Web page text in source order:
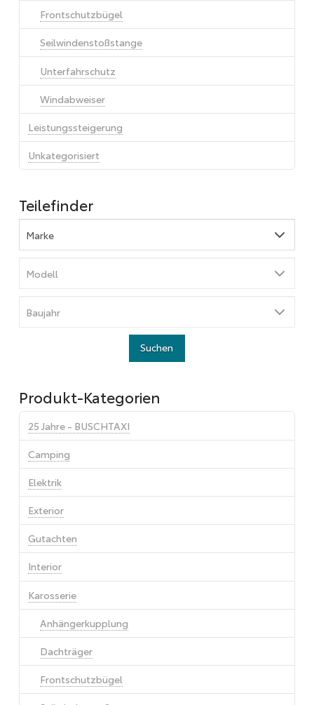
Frontschutzbügel
Seilwindenstoßstange
Unterfahrschutz
Windabweiser
Leistungssteigerung
Unkategorisiert
Teilefinder
Produkt-Kategorien
25 Jahre - BUSCHTAXI
Camping
Elektrik
Exterior
Gutachten
Interior
Karosserie
Anhängerkupplung
Dachträger
Frontschutzbügel